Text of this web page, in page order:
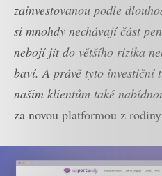
zainvestovanou podle
si mnohdy nechávají část
nebojí jít do většího rizika
baví. A právě tyto investiční
našim klientům také
za novou platformou z